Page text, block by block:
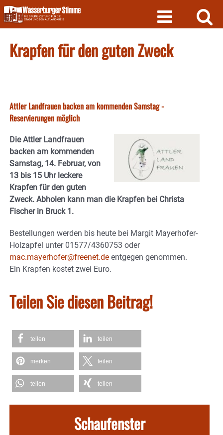
Skip
to
content
Krapfen für den guten Zweck
Attler Landfrauen backen am kommenden Samstag -
Reservierungen möglich
Die Attler Landfrauen
backen am kommenden
Samstag, 14. Februar, von
13 bis 15 Uhr leckere
Krapfen für den guten
Zweck. Abholen kann man die Krapfen bei Christa
Fischer in Bruck 1.
Bestellungen werden bis heute bei Margit Mayerhofer-
Holzapfel unter 01577/4360753 oder
mac.mayerhofer@freenet.de entgegen genommen.
Ein Krapfen kostet zwei Euro.
Teilen Sie diesen Beitrag!
teilen teilen
merken teilen
teilen teilen
Schaufenster